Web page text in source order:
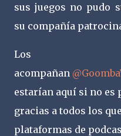
sus juegos no pudo
su compañía
Los
acompañan
estarían aquí si no es
gracias a todos los
plataformas de